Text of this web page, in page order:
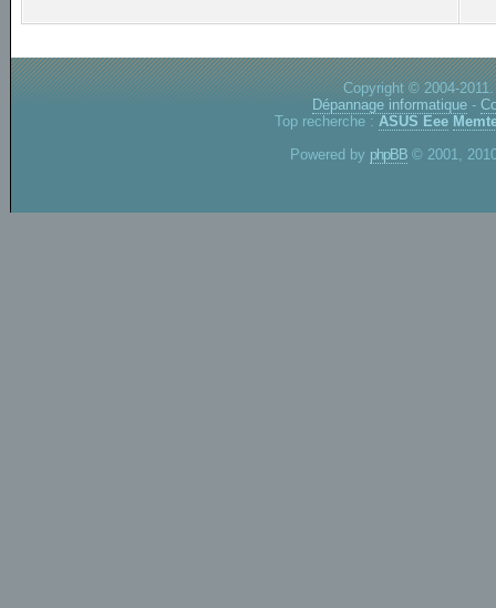
Copyright © 2004-
Dépannage informatique -
Top recherche : ASUS Eee
Powered by phpBB © 2001,